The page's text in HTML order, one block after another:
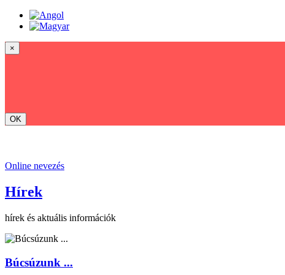
×
OK
Online nevezés
Hírek
hírek és aktuális információk
Búcsúzunk ...